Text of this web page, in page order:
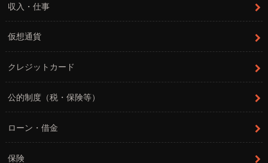
収入・仕事
仮想通貨
クレジットカード
公的制度（税・保険等）
ローン・借金
保険